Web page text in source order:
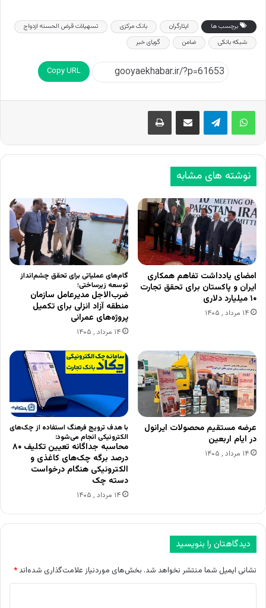
برچسب ها ايثارگران بانک مرکزی
تسهیلات قرض الحسنه ازدواج
شبکه بانکی
ضامن گویای خبر
Copy URL
اشتراک گذاری از طریق ایمیل چاپ
نوشته های مشابه
امضای یادداشت تفاهم همکاری
ایران و پاکستان برای تحقق تجارت
۱۰ میلیارد دلاری
۱۴ مرداد , ۱۴۰۵
گام‌های عملیاتی برای تحقق چشم‌انداز
توسعه زیرساختی؛
ضرب‌الاجل مدیرعامل سازمان
منطقه آزاد انزلی برای تکمیل
پروژه‌های عمرانی
۱۴ مرداد , ۱۴۰۵
عرضه مستقیم محصولات ایرانول
در ایام اربعین
۱۴ مرداد , ۱۴۰۵
با هدف ترویج فرهنگ استفاده از چک‌های
الکترونیکی انجام می‌شود:
محاسبه جداگانه تعیین تکلیف ۸۰
درصد برگه چک‌های کاغذی و
الکترونیکی هنگام درخواست
دسته چک
۱۴ مرداد , ۱۴۰۵
دیدگاهتان را بنویسید
نشانی ایمیل شما منتشر نخواهد شد. بخش‌های موردنیاز علامت‌گذاری شده‌اند *